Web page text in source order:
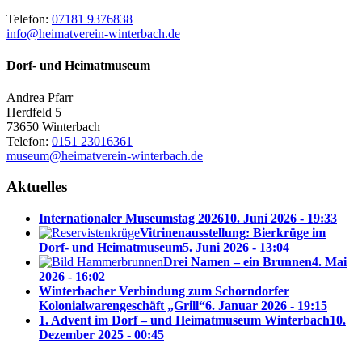
Telefon: 07181 9376838
info@heimatverein-winterbach.de
Dorf- und Heimatmuseum
Andrea Pfarr
Herdfeld 5
73650 Winterbach
Telefon: 0151 23016361
museum@heimatverein-winterbach.de
Aktuelles
Internationaler Museumstag 202610. Juni 2026 - 19:33
Vitrinenausstellung: Bierkrüge im
Dorf- und Heimatmuseum5. Juni 2026 - 13:04
Drei Namen – ein Brunnen4. Mai
2026 - 16:02
Winterbacher Verbindung zum Schorndorfer
Kolonialwarengeschäft „Grill“6. Januar 2026 - 19:15
1. Advent im Dorf – und Heimatmuseum Winterbach10.
Dezember 2025 - 00:45